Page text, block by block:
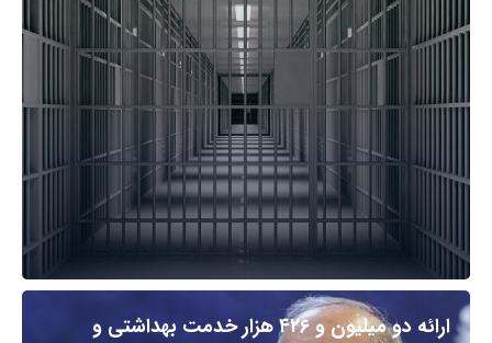
ارائه دو میلیون و ۴۲۶ هزار خدمت بهداشتی و